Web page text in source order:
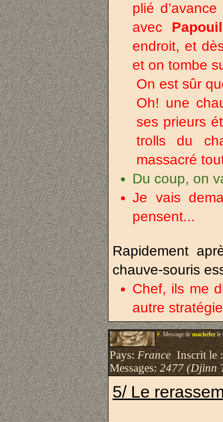
plié
avec
endroit, et
et on tombe
On est sûr
Oh! une
ses prieurs
trolls du
massacré
Du coup, on
Je vais
pensent...
Rapidement
chauve-souris
Chef, ils me
autre
#.Message demacheferle
Pays:FranceInscrit le
Messages:2477 (Djinn
5/ Le